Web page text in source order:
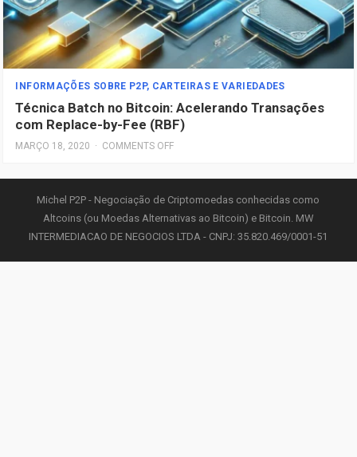
INFORMAÇÕES SOBRE P2P, CARTEIRAS E VARIEDADES
Técnica Batch no Bitcoin: Acelerando Transações
com Replace-by-Fee (RBF)
MARÇO 18, 2020 · COMMENTS OFF
Michel P2P - Negociação de Criptomoedas conhecidas como
Altcoins (ou Moedas Alternativas ao Bitcoin) e Bitcoin. MW
INTERMEDIACAO DE NEGOCIOS LTDA - CNPJ: 35.820.469/0001-51